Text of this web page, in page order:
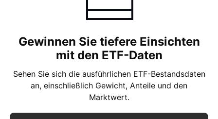
Gewinnen Sie tiefere Einsichten
mit den ETF-Daten
Sehen Sie sich die ausführlichen ETF-Bestandsdaten
an, einschließlich Gewicht, Anteile und den
Marktwert.